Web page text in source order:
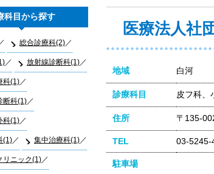
科目から探す
総合診療科(2)
放射線診断科(1)
科(1)
断科(1)
科(1)
(1) 集中治療科(1)
リニック(1)
医療法人社
地域 白河
診療科目 皮フ科、
住所 〒135-
TEL 03-5245-
駐車場